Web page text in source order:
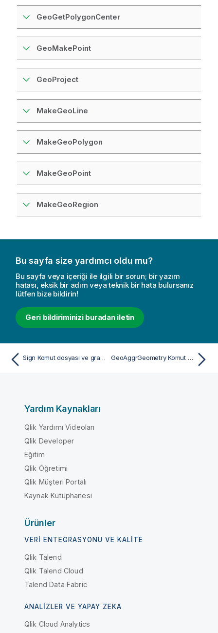
GeoGetPolygonCenter
GeoMakePoint
GeoProject
MakeGeoLine
MakeGeoPolygon
MakeGeoPoint
MakeGeoRegion
Bu sayfa size yardımcı oldu mu?
Bu sayfa veya içeriği ile ilgili bir sorun; bir yazım
hatası, eksik bir adım veya teknik bir hata bulursanız
lütfen bize bildirin!
Geri bildiriminizi buradan iletin
Sign Komut dosyası ve grafik fonksiyonu GeoAggrGeometry Komut dosyası ve grafik fonksiyonu
Yardım Kaynakları
Qlik Yardımı Videoları
Qlik Developer
Eğitim
Qlik Öğretimi
Qlik Müşteri Portalı
Kaynak Kütüphanesi
Ürünler
VERI ENTEGRASYONU VE KALITE
Qlik Talend
Qlik Talend Cloud
Talend Data Fabric
ANALIZLER VE YAPAY ZEKA
Qlik Cloud Analytics